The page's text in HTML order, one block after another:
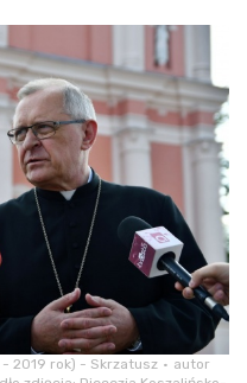
2019 rok) - Skrzatusz
autor